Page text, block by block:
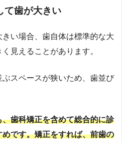
て歯が大きい
い場合、歯自体は標準的な大
見えることがあります。
スペースが狭いため、歯並び
歯科矯正を含めて総合的に診
です。矯正をすれば、前歯の